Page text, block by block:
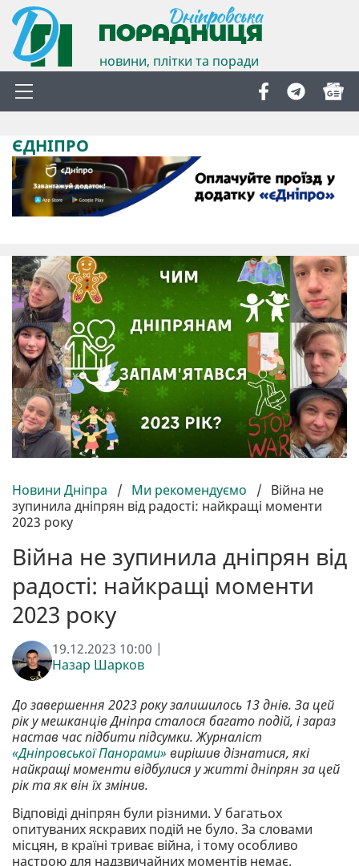
новини, плітки та поради
ЄДНІПРО
Новини Дніпра / Ми рекомендуємо / Війна не
зупинила дніпрян від радості: найкращі моменти
2023 року
Війна не зупинила дніпрян від
радості: найкращі моменти
2023 року
19.12.2023 10:00 |
Назар Шарков
До завершення 2023 року залишилось 13 днів. За цей
рік у мешканців Дніпра сталося багато подій, і зараз
настав час підбити підсумки. Журналіст
«Дніпровської Панорами» вирішив дізнатися, які
найкращі моменти відбулися у житті дніпрян за цей
рік та як він їх змінив.
Відповіді дніпрян були різними. У багатьох
опитуваних яскравих подій не було. За словами
місцян, в країні триває війна, і тому особливо
настрою для надзвичайних моментів немає.